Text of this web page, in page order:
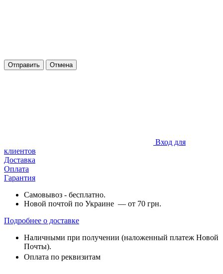
Отправить Отмена
Вход для
клиентов
Доставка
Оплата
Гарантия
Самовывоз - бесплатно.
Новой почтой по Украине — от 70 грн.
Подробнее о доставке
Наличными при получении (наложенный платеж Новой
Почты).
Оплата по реквизитам